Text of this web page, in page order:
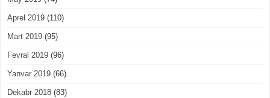
Aprel 2019 (110)
Mart 2019 (95)
Fevral 2019 (96)
Yanvar 2019 (66)
Dekabr 2018 (83)